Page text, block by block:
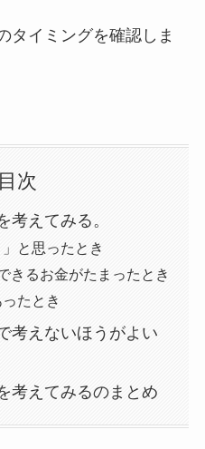
タイミングを確認しま
目次
考えてみる。
」と思ったとき
きるお金がたまったとき
たとき
考えないほうがよい
考えてみるのまとめ